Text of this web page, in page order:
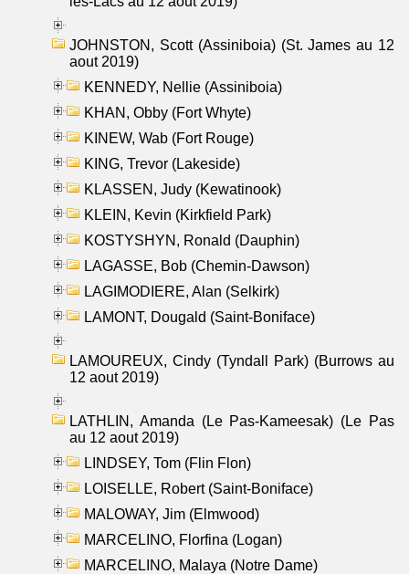
JOHNSTON, Scott (Assiniboia) (St. James au 12
aout 2019)
KENNEDY, Nellie (Assiniboia)
KHAN, Obby (Fort Whyte)
KINEW, Wab (Fort Rouge)
KING, Trevor (Lakeside)
KLASSEN, Judy (Kewatinook)
KLEIN, Kevin (Kirkfield Park)
KOSTYSHYN, Ronald (Dauphin)
LAGASSE, Bob (Chemin-Dawson)
LAGIMODIERE, Alan (Selkirk)
LAMONT, Dougald (Saint-Boniface)
LAMOUREUX, Cindy (Tyndall Park) (Burrows au
12 aout 2019)
LATHLIN, Amanda (Le Pas-Kameesak) (Le Pas
au 12 aout 2019)
LINDSEY, Tom (Flin Flon)
LOISELLE, Robert (Saint-Boniface)
MALOWAY, Jim (Elmwood)
MARCELINO, Florfina (Logan)
MARCELINO, Malaya (Notre Dame)